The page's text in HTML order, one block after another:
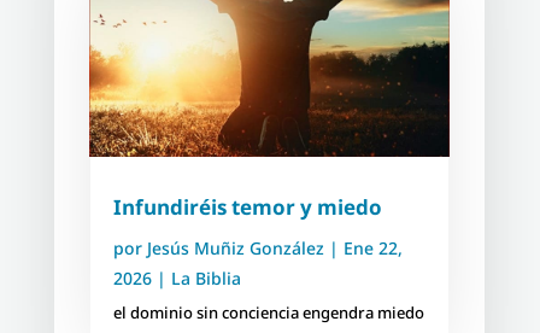
Infundiréis temor y miedo
por Jesús Muñiz González | Ene 22,
2026| La Biblia
el dominio sin conciencia engendra miedo